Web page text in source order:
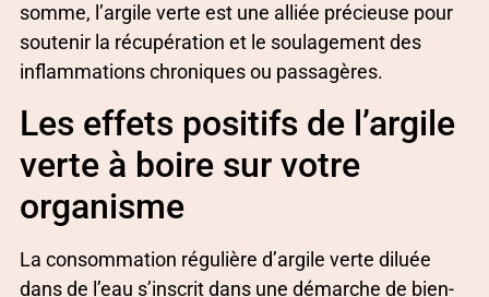
somme, l’argile verte est une alliée précieuse pour
soutenir la récupération et le soulagement des
inflammations chroniques ou passagères.
Les effets positifs de l’argile
verte à boire sur votre
organisme
La consommation régulière d’argile verte diluée
dans de l’eau s’inscrit dans une démarche de bien-